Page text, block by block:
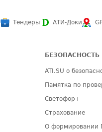
Тендеры АТИ-Доки
БЕЗОПАСНОСТЬ
ATI.SU о
Памятка по
Светофор+
Страхование
О формировании